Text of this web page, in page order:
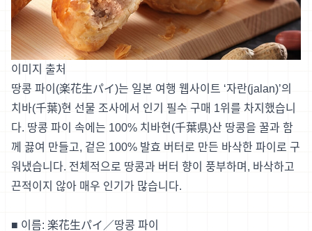
이미지 출처
땅콩 파이(楽花生パイ)는 일본 여행 웹사이트 ‘자란(jalan)’의
치바(千葉)현 선물 조사에서 인기 필수 구매 1위를 차지했습니
다. 땅콩 파이 속에는 100% 치바현(千葉県)산 땅콩을 꿀과 함
께 끓여 만들고, 겉은 100% 발효 버터로 만든 바삭한 파이로 구
워냈습니다. 전체적으로 땅콩과 버터 향이 풍부하며, 바삭하고
끈적이지 않아 매우 인기가 많습니다.
■ 이름: 楽花生パイ／땅콩 파이